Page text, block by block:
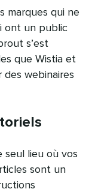
marques qui ne
ont un public
s’est
que Wistia et
webinaires
seul lieu où vos
sont un